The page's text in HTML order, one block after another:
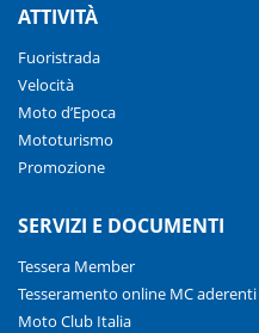
ATTIVITÀ
Fuoristrada
Velocità
Moto d’Epoca
Mototurismo
Promozione
SERVIZI E DOCUMENTI
Tessera Member
Tesseramento online MC aderenti
Moto Club Italia